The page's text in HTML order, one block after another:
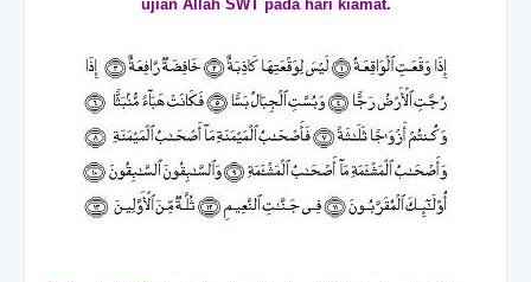
ujian Allah SWT pada hari kiamat.